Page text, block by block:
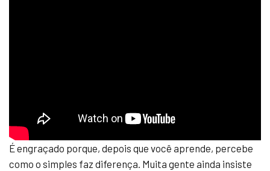
É engraçado porque, depois que você aprende, percebe
como o simples faz diferença. Muita gente ainda insiste